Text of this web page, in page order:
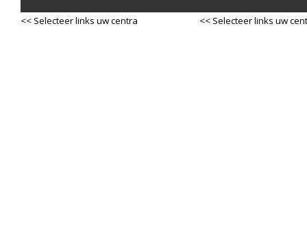
<< Selecteer links uw centra << Selecteer links uw